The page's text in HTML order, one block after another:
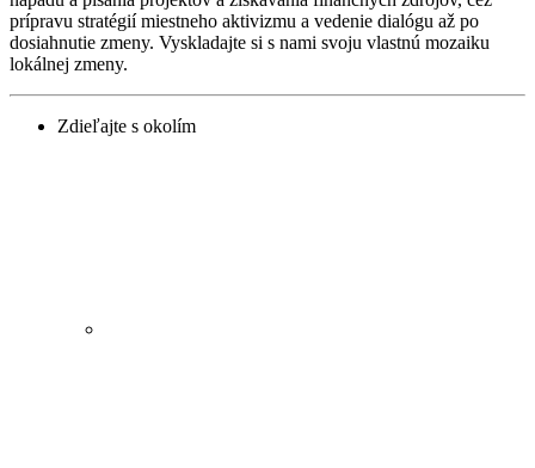
prípravu stratégií miestneho aktivizmu a vedenie dialógu až po
dosiahnutie zmeny. Vyskladajte si s nami svoju vlastnú mozaiku
lokálnej zmeny.
Zdieľajte s okolím